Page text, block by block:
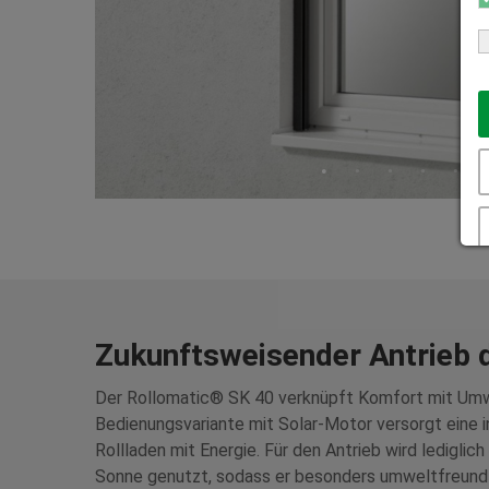
Zukunftsweisender Antrieb
Der Rollomatic® SK 40 verknüpft Komfort mit
Bedienungsvariante mit Solar-Motor versorgt eine
Rollladen mit Energie. Für den Antrieb wird
Sonne genutzt, sodass er besonders